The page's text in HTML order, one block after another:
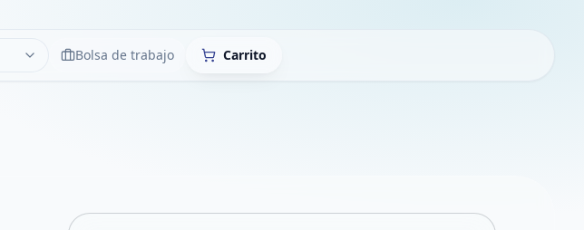
LimpiarBolsa de trabajo Carrito
Compartir producto